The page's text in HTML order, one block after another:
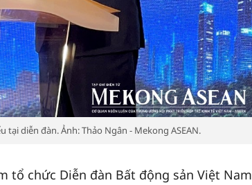
diễn đàn. Ảnh: Thảo Ngân - Mekong ASEAN.
tổ chức Diễn đàn Bất động sản Việt Nam